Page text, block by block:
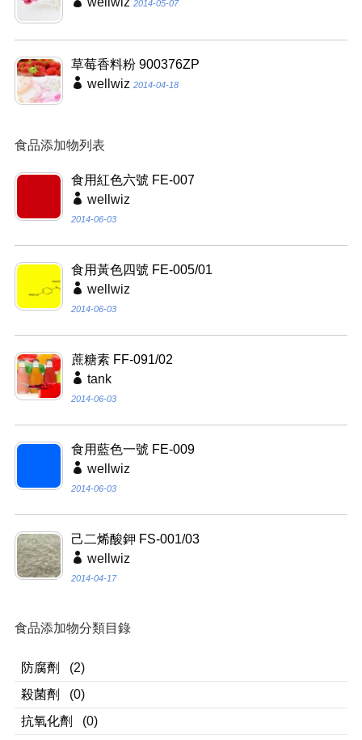
2014-05-07
草莓香料粉 900376ZP
wellwiz 2014-04-18
食品添加物列表
食用紅色六號 FE-007
wellwiz
2014-06-03
食用黃色四號 FE-005/01
wellwiz
2014-06-03
蔗糖素 FF-091/02
tank
2014-06-03
食用藍色一號 FE-009
wellwiz
2014-06-03
己二烯酸鉀 FS-001/03
wellwiz
2014-04-17
食品添加物分類目錄
防腐劑
(2)
殺菌劑
(0)
抗氧化劑
(0)